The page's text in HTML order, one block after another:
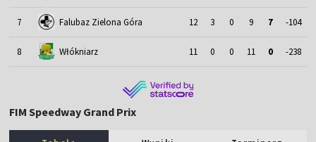
7 Falubaz Zielona Góra 12 3 0 9 7 -104
8 Włókniarz 11 0 0 11 0 -238
FIM Speedway Grand Prix